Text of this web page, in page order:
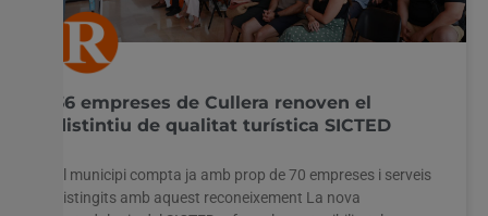
36 empreses de Cullera renoven el
distintiu de qualitat turística SICTED
El municipi compta ja amb prop de 70 empreses i serveis
distingits amb aquest reconeixement La nova